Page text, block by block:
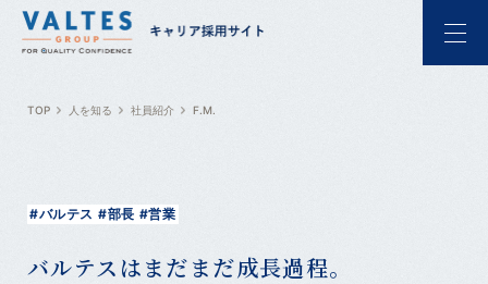
TOP 人を知る 社員紹介 F.M.
#バルテス #部長 #営業
バルテスはまだまだ成長過程。